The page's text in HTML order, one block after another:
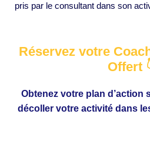
pris par le consultant dans son
Réservez votre
Offert
Obtenez votre plan d’action
décoller votre activité dans